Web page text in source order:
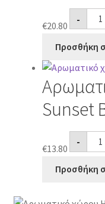
€20.80
-
κερί
Προσθήκη
Sunset
€13.80
-
Bush
Προσθήκη